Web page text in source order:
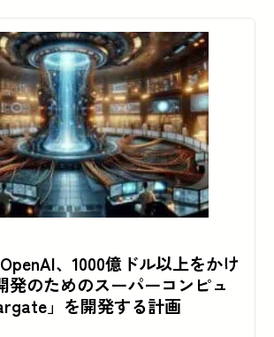
、1000億ドル以上をかけ
発のためのスーパーコンピュ
」を開発する計画